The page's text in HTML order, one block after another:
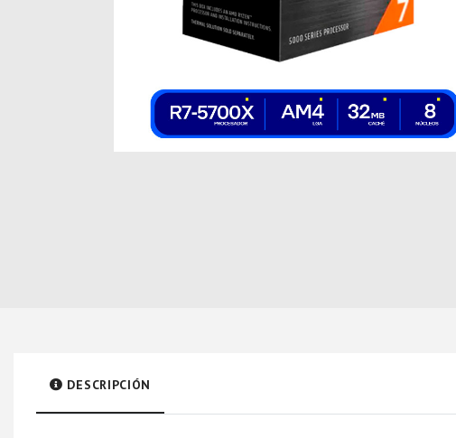
DESCRIPCIÓN